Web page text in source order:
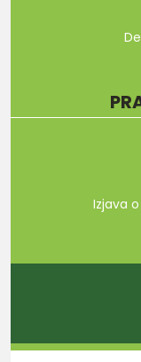
Izjava